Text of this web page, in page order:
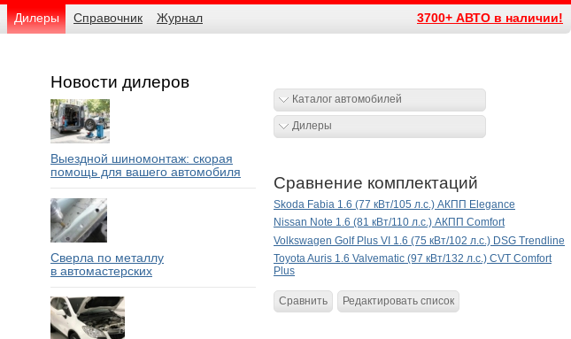
Дилеры Справочник Журнал 3700+ АВТО в наличии!
Новости дилеров
Выездной шиномонтаж: скорая
помощь для вашего автомобиля
Сверла по металлу
в автомастерских
Каталог автомобилей
Дилеры
Сравнение комплектаций
Skoda Fabia 1.6 (77 кВт/105 л.с.) АКПП Elegance
Nissan Note 1.6 (81 кВт/110 л.с.) АКПП Comfort
Volkswagen Golf Plus VI 1.6 (75 кВт/102 л.с.) DSG Trendline
Toyota Auris 1.6 Valvematic (97 кВт/132 л.с.) CVT Comfort
Plus
Сравнить Редактировать список